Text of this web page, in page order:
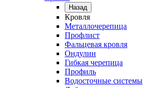
Назад
Кровля
Металлочерепица
Профлист
Фальцевая кровля
Ондулин
Гибкая черепица
Профиль
Водосточные системы